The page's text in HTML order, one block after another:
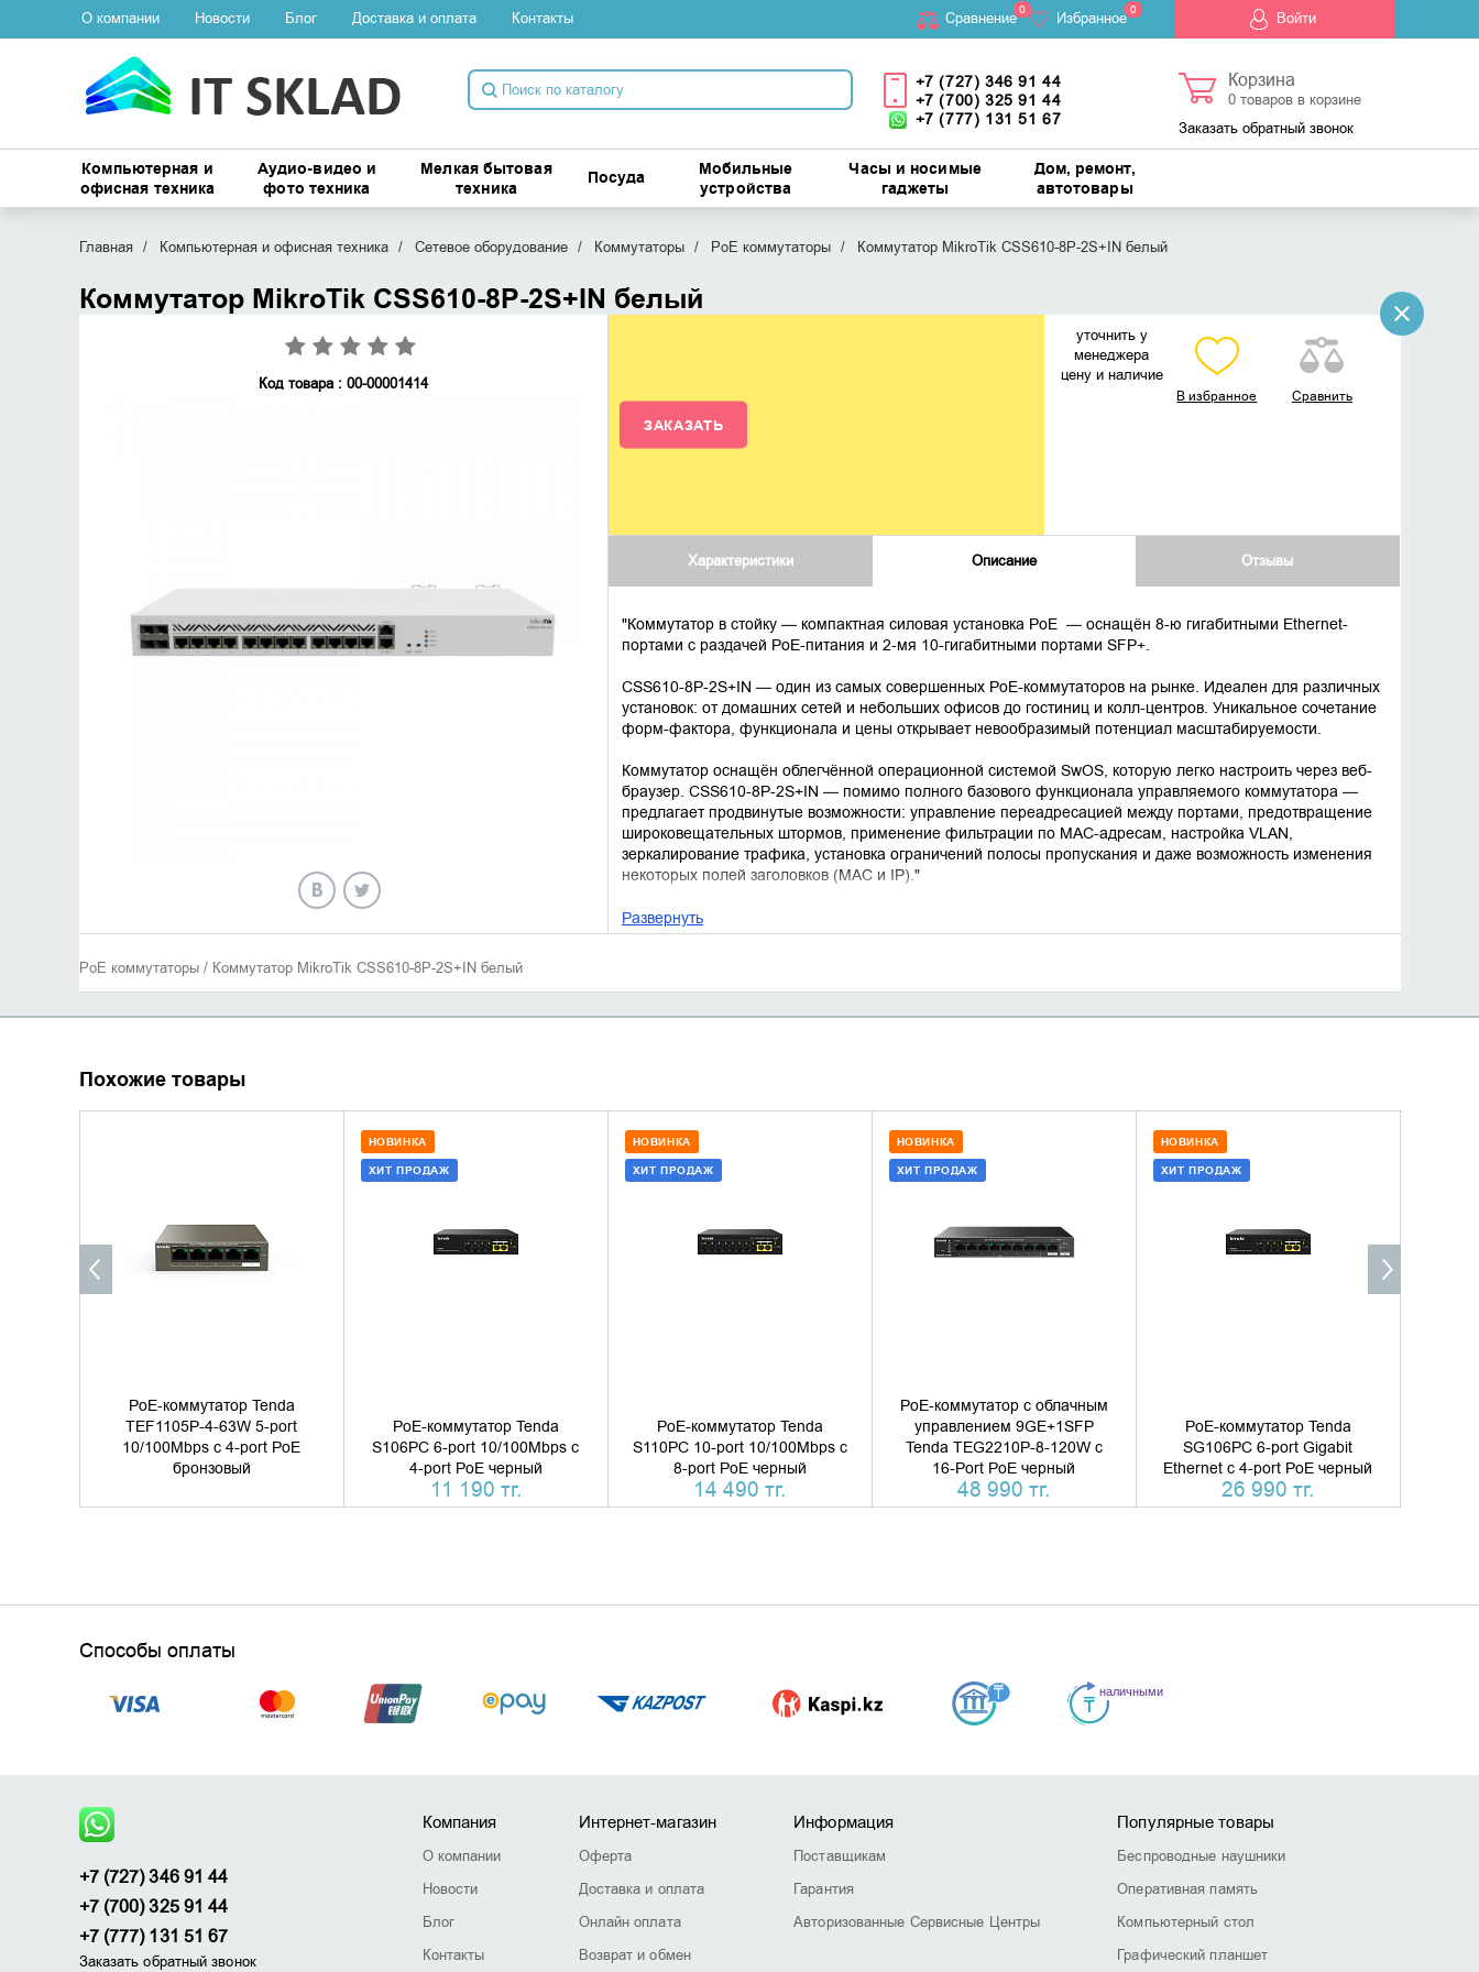
О компании Новости Блог Доставка и оплата Контакты Cравнение0 Избранное 0 Войти
+7 (727) 346 91 44
+7 (700) 325 91 44
+7 (777) 131 51 67
Корзина
0товаров в корзине
Заказать обратный звонок
Компьютерная и
офисная техника
Аудио-видео и
фото техника
Мелкая бытовая
техника
Посуда
Мобильные
устройства
Часы и носимые
гаджеты
Дом, ремонт,
автотовары
Главная Компьютерная и офисная техника Сетевое оборудование Коммутаторы PoE коммутаторы Коммутатор MikroTik CSS610-8P-2S+IN белый
Коммутатор MikroTik CSS610-8P-2S+IN белый
Код товара : 00-00001414
ЗАКАЗАТЬ
уточнить у
менеджера
цену и наличие
В избранное Сравнить
Характеристики Описание Отзывы
"Коммутатор в стойку — компактная силовая установка PoE — оснащён 8-ю гигабитными Ethernet-
портами с раздачей PoE-питания и 2-мя 10-гигабитными портами SFP+.
CSS610-8P-2S+IN — один из самых совершенных PoE-коммутаторов на рынке. Идеален для различных
установок: от домашних сетей и небольших офисов до гостиниц и колл-центров. Уникальное сочетание
форм-фактора, функционала и цены открывает невообразимый потенциал масштабируемости.
Коммутатор оснащён облегчённой операционной системой SwOS, которую легко настроить через веб-
браузер. CSS610-8P-2S+IN — помимо полного базового функционала управляемого коммутатора —
предлагает продвинутые возможности: управление переадресацией между портами, предотвращение
широковещательных штормов, применение фильтрации по MAC-адресам, настройка VLAN,
зеркалирование трафика, установка ограничений полосы пропускания и даже возможность изменения
некоторых полей заголовков (MAC и IP)."
Развернуть
PoE коммутаторы / Коммутатор MikroTik CSS610-8P-2S+IN белый
Похожие товары
PoE-коммутатор Tenda
TEF1105P-4-63W 5-port
10/100Mbps с 4-port PoE
бронзовый
PoE-коммутатор Tenda
S106PC 6-port 10/100Mbps с
4-port PoE черный
11 190 тг.
НОВИНКА
ХИТ ПРОДАЖДОБАВИТЬ В КОРЗИНУ
КУПИТЬ В 1 КЛИК
PoE-коммутатор Tenda
S110PC 10-port 10/100Mbps с
8-port PoE черный
14 490 тг.
НОВИНКА
ХИТ ПРОДАЖДОБАВИТЬ В КОРЗИНУ
КУПИТЬ В 1 КЛИК
PoE-коммутатор с облачным
управлением 9GE+1SFP
Tenda TEG2210P-8-120W с
16-Port PoE черный
48 990 тг.
НОВИНКА
ХИТ ПРОДАЖДОБАВИТЬ В КОРЗИНУ
КУПИТЬ В 1 КЛИК
PoE-коммутатор Tenda
SG106PC 6-port Gigabit
Ethernet с 4-port PoE черный
26 990 тг.
НОВИНКА
ХИТ ПРОДАЖДОБАВИТЬ В КОРЗИНУ
КУПИТЬ В 1 КЛИК
Способы оплаты
+7 (727) 346 91 44
+7 (700) 325 91 44
+7 (777) 131 51 67
Заказать обратный звонок
Компания
О компании
Новости
Блог
Контакты
Интернет-магазин
Оферта
Доставка и оплата
Онлайн оплата
Возврат и обмен
Информация
Поставщикам
Гарантия
Авторизованные Сервисные Центры
Популярные товары
Беспроводные наушники
Оперативная память
Компьютерный стол
Графический планшет